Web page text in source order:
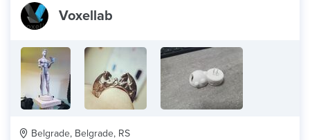
Voxellab
Belgrade, Belgrade, RS